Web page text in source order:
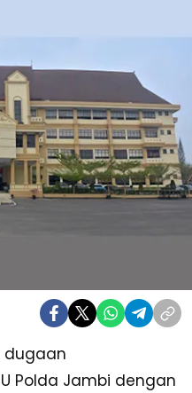
dugaan
Polda Jambi dengan